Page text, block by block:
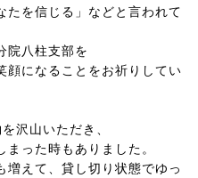
たを信じる」などと言われて
院八柱支部を
顔になることをお祈りしてい
沢山いただき、
った時もありました。
増えて、貸し切り状態でゆっ